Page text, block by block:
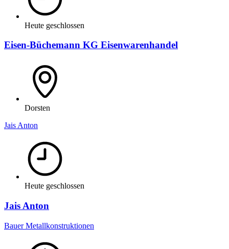
Heute geschlossen
Eisen-Büchemann KG Eisenwarenhandel
Dorsten
Jais Anton
Heute geschlossen
Jais Anton
Bauer Metallkonstruktionen